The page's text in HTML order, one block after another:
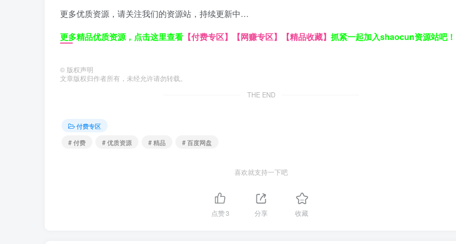
更多优质资源，请关注我们的资源站，持续更新中…
更多精品优质资源，点击这里查看 【付费专区】 【网赚专区】 【精品收藏】 抓紧一起加入shaocun资源站吧！
© 版权声明
文章版权归作者所有，未经允许请勿转载。
THE END
付费专区
# 付费
# 优质资源 # 精品 # 百度网盘
喜欢就支持一下吧
点赞3 分享 收藏